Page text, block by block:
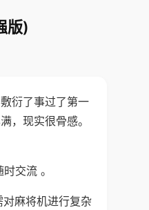
版)
衍了事过了第一
，现实很骨感。
交流 。
麻将机进行复杂